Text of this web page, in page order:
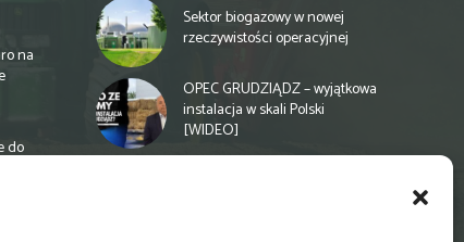
na
do
Sektor biogazowy w nowej
rzeczywistości operacyjnej
OPEC GRUDZIĄDZ – wyjątkowa
instalacja w skali Polski
[WIDEO]